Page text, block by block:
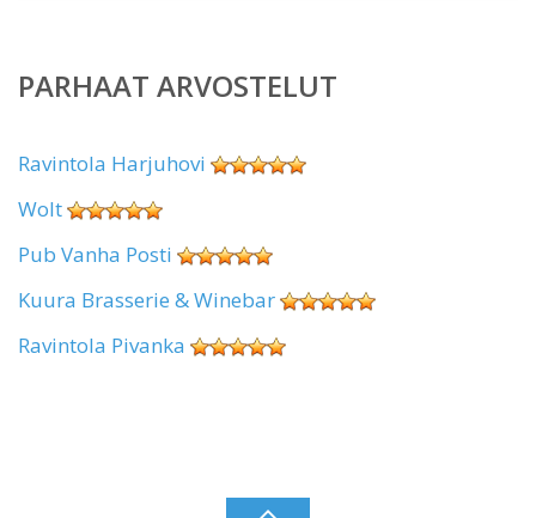
PARHAAT ARVOSTELUT
Ravintola Harjuhovi
Wolt
Pub Vanha Posti
Kuura Brasserie & Winebar
Ravintola Pivanka